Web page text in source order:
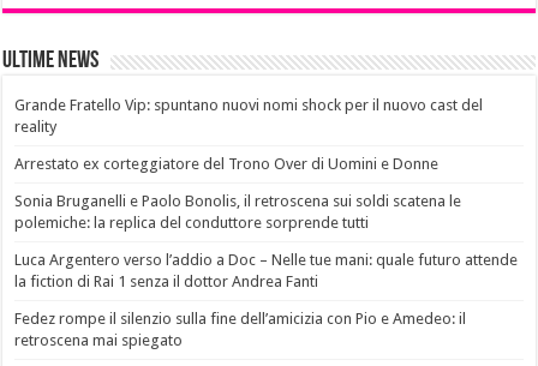
Ultime News
Grande Fratello Vip: spuntano nuovi nomi shock per il nuovo cast del
reality
Arrestato ex corteggiatore del Trono Over di Uomini e Donne
Sonia Bruganelli e Paolo Bonolis, il retroscena sui soldi scatena le
polemiche: la replica del conduttore sorprende tutti
Luca Argentero verso l’addio a Doc – Nelle tue mani: quale futuro attende
la fiction di Rai 1 senza il dottor Andrea Fanti
Fedez rompe il silenzio sulla fine dell’amicizia con Pio e Amedeo: il
retroscena mai spiegato